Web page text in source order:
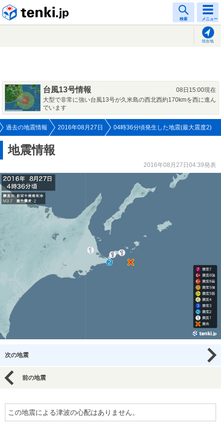
検索 メニュー
現在地
台風13号情報
08日15:00現在
大型で非常に強い台風13号が久米島の西北西約170kmを西に進ん
でいます
過去の地震情報 2016年08月27日 04時36分頃発生した地震(最大震度2)
地震情報
2016年08月27日04:39発表
次の地震
前の地震
この地震による津波の心配はありません。